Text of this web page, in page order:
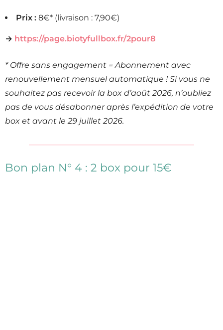
Prix : 8€* (livraison : 7,90€)
→ https://page.biotyfullbox.fr/2pour8
* Offre sans engagement = Abonnement avec
renouvellement mensuel automatique ! Si vous ne
souhaitez pas recevoir la box d’août 2026, n’oubliez
pas de vous désabonner après l’expédition de votre
box et avant le 29 juillet 2026.
Bon plan N° 4 : 2 box pour 15€